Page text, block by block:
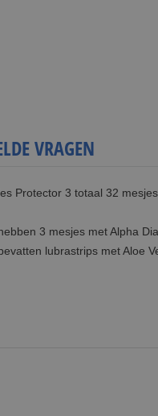
Protector 3 totaal 32
3 mesjes met Alpha
lubrastrips met Aloe
VRAGEN